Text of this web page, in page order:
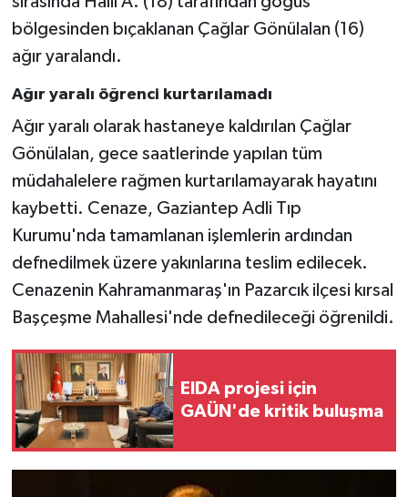
bölgesinden bıçaklanan Çağlar Gönülalan (16)
ağır yaralandı.
Ağır yaralı öğrenci kurtarılamadı
Ağır yaralı olarak hastaneye kaldırılan Çağlar
Gönülalan, gece saatlerinde yapılan tüm
müdahalelere rağmen kurtarılamayarak hayatını
kaybetti. Cenaze, Gaziantep Adli Tıp
Kurumu'nda tamamlanan işlemlerin ardından
defnedilmek üzere yakınlarına teslim edilecek.
Cenazenin Kahramanmaraş'ın Pazarcık ilçesi kırsal
Başçeşme Mahallesi'nde defnedileceği öğrenildi.
EIDA projesi için
GAÜN'de kritik buluşma